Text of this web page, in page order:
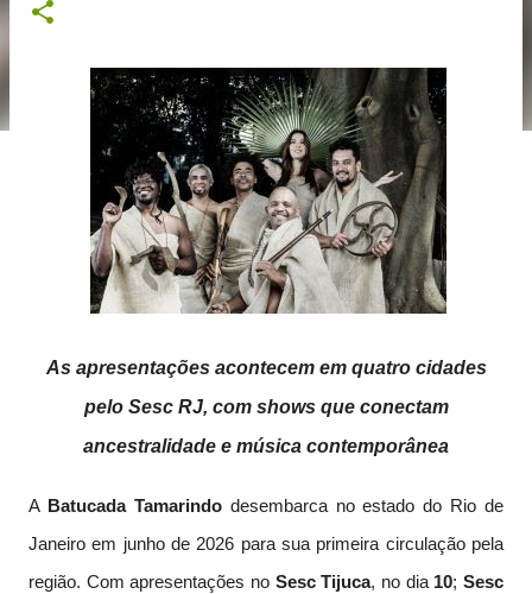
As apresentações acontecem em quatro cidades
pelo Sesc RJ, com shows que conectam
ancestralidade e música contemporânea
A Batucada Tamarindodesembarca no estado do Rio de
Janeiro em junho de 2026 para sua primeira circulação pela
região. Com apresentações no Sesc Tijuca, no dia 10;Sesc